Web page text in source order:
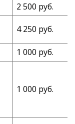
2 500 руб.
4 250 руб.
1 000 руб.
1 000 руб.